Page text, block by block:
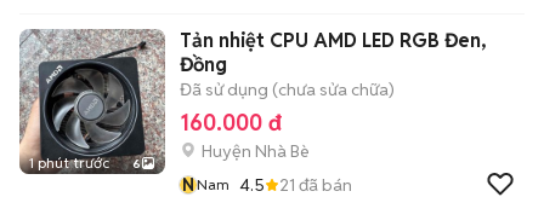
1 phút trước 6
Tản nhiệt CPU AMD LED RGB Đen,
Đồng
Đã sử dụng (chưa sửa chữa)
160.000 đ
Huyện Nhà Bè
NNam 4.5 21 đã bán